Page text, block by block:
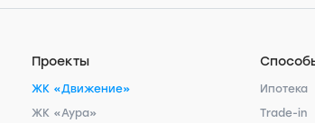
Проекты
ЖК «Движение»
ЖК «Аура»
Ипотека
Trade-in